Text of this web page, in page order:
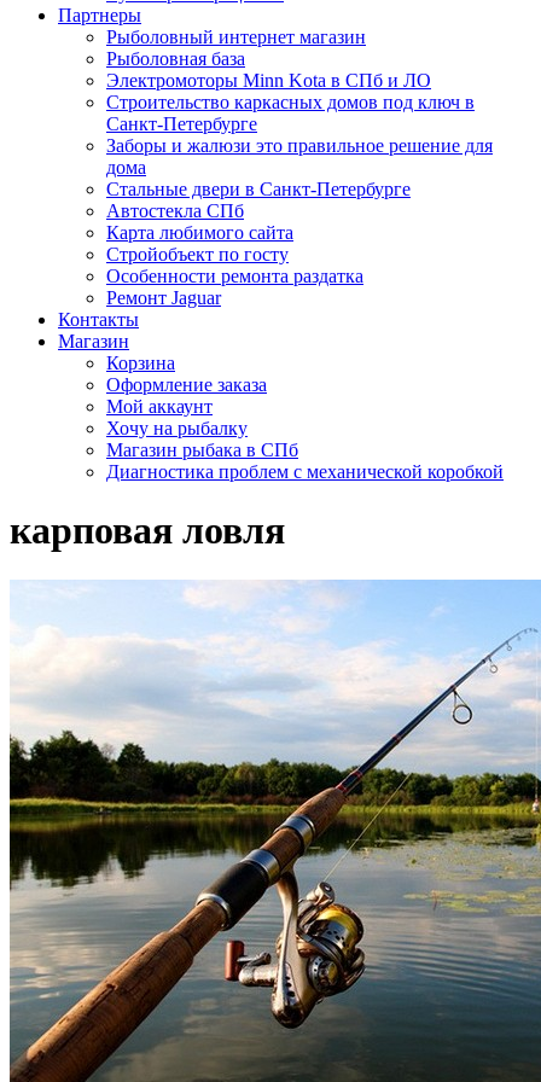
Партнеры
Рыболовный интернет магазин
Рыболовная база
Электромоторы Minn Kota в СПб и ЛО
Строительство каркасных домов под ключ в
Санкт-Петербурге
Заборы и жалюзи это правильное решение для
дома
Стальные двери в Санкт-Петербурге
Автостекла СПб
Карта любимого сайта
Стройобъект по госту
Особенности ремонта раздатка
Ремонт Jaguar
Контакты
Магазин
Корзина
Оформление заказа
Мой аккаунт
Хочу на рыбалку
Магазин рыбака в СПб
Диагностика проблем с механической коробкой
карповая ловля